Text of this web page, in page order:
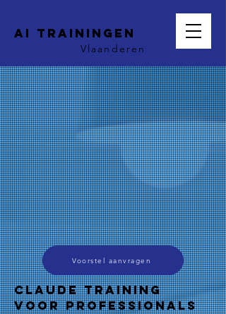
AI trainingen
Vlaanderen
Voorstel aanvragen
Claude Training
voor Professionals